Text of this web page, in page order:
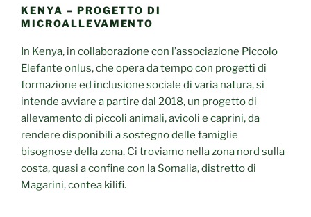
KENYA – PROGETTO DI
MICROALLEVAMENTO
In Kenya, in collaborazione con l’associazione Piccolo
Elefante onlus, che opera da tempo con progetti di
formazione ed inclusione sociale di varia natura, si
intende avviare a partire dal 2018, un progetto di
allevamento di piccoli animali, avicoli e caprini, da
rendere disponibili a sostegno delle famiglie
bisognose della zona. Ci troviamo nella zona nord sulla
costa, quasi a confine con la Somalia, distretto di
Magarini, contea kilifi.